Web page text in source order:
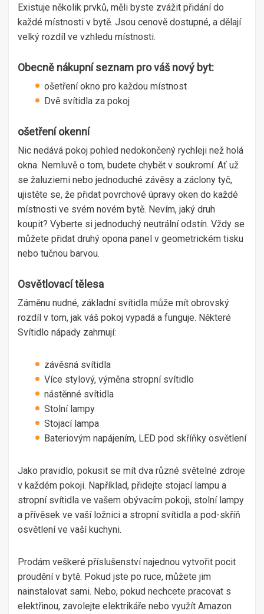
Existuje několik prvků, měli byste zvážit přidání do
každé místnosti v bytě. Jsou cenově dostupné, a dělají
velký rozdíl ve vzhledu místnosti.
Obecně nákupní seznam pro váš nový byt:
ošetření okno pro každou místnost
Dvě svítidla za pokoj
ošetření okenní
Nic nedává pokoj pohled nedokončený rychleji než holá
okna. Nemluvě o tom, budete chybět v soukromí. Ať už
se žaluziemi nebo jednoduché závěsy a záclony tyč,
ujistěte se, že přidat povrchové úpravy oken do každé
místnosti ve svém novém bytě. Nevím, jaký druh
koupit? Vyberte si jednoduchý neutrální odstín. Vždy se
můžete přidat druhý opona panel v geometrickém tisku
nebo tučnou barvou.
Osvětlovací tělesa
Záměnu nudné, základní svítidla může mít obrovský
rozdíl v tom, jak váš pokoj vypadá a funguje. Některé
Svítidlo nápady zahrnují:
závěsná svítidla
Více stylový, výměna stropní svítidlo
nástěnné svítidla
Stolní lampy
Stojací lampa
Bateriovým napájením, LED pod skříňky osvětlení
Jako pravidlo, pokusit se mít dva různé světelné zdroje
v každém pokoji. Například, přidejte stojací lampu a
stropní svítidla ve vašem obývacím pokoji, stolní lampy
a přívěsek ve vaší ložnici a stropní svítidla a pod-skříň
osvětlení ve vaší kuchyni.
Prodám veškeré příslušenství najednou vytvořit pocit
proudění v bytě. Pokud jste po ruce, můžete jim
nainstalovat sami. Nebo, pokud nechcete pracovat s
elektřinou, zavolejte elektrikáře nebo využít Amazon